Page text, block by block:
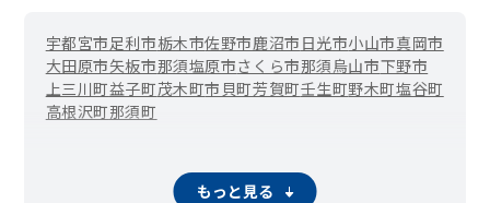
宇都宮市足利市栃木市佐野市鹿沼市 日光市小山市真岡市
大田原市矢板市那須塩原市さくら市那須烏山市下野市
上三川町益子町茂木町市貝町芳賀町壬生町野木町塩谷町
高根沢町那須町
もっと見る